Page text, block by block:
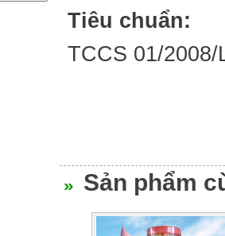
Tiêu chuẩn:
TCCS 01/2008/
Sản phẩm